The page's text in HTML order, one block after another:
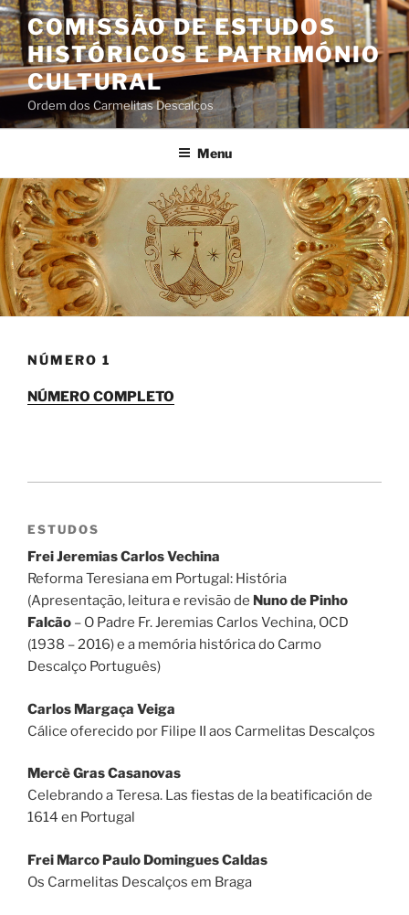
Saltar
para
o
conteúdo
COMISSÃO DE ESTUDOS
HISTÓRICOS E PATRIMÓNIO
CULTURAL
Ordem dos Carmelitas Descalços
Menu
NÚMERO 1
NÚMERO COMPLETO
ESTUDOS
Frei Jeremias Carlos Vechina
Reforma Teresiana em Portugal: História
(Apresentação, leitura e revisão de Nuno de Pinho
Falcão – O Padre Fr. Jeremias Carlos Vechina, OCD
(1938 – 2016) e a memória histórica do Carmo
Descalço Português)
Carlos Margaça Veiga
Cálice oferecido por Filipe II aos Carmelitas Descalços
Mercè Gras Casanovas
Celebrando a Teresa. Las fiestas de la beatificación de
1614 en Portugal
Frei Marco Paulo Domingues Caldas
Os Carmelitas Descalços em Braga